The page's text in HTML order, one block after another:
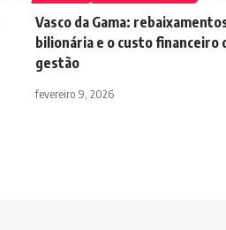
Vasco da Gama:
bilionária e o custo financeiro
gestão
fevereiro 9, 2026